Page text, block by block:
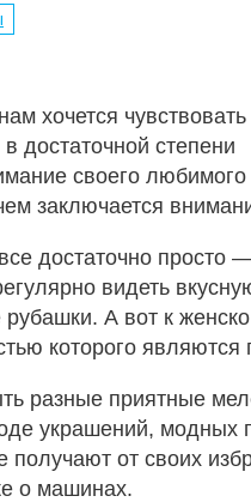
хочется чувствовать
достаточной степени
своего любимого
заключается
достаточно просто
видеть
А вот к
которого являются
разные приятные
украшений, модных
получают от своих
о машинах.